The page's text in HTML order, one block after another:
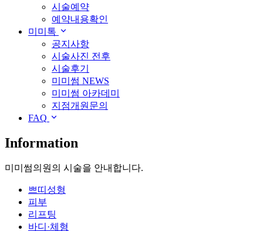
시술예약
예약내용확인
미미톡
공지사항
시술사진 전후
시술후기
미미썸 NEWS
미미썸 아카데미
지점개원문의
FAQ
Information
미미썸의원의 시술을 안내합니다.
쁘띠성형
피부
리프팅
바디·체형